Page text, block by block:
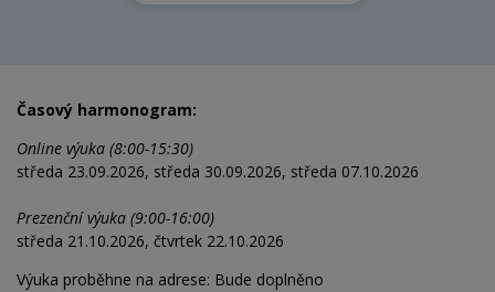
Časový harmonogram:
Online výuka (8:00-15:30)
středa 23.09.2026, středa 30.09.2026, středa 07.10.2026
Prezenční výuka (9:00-16:00)
středa 21.10.2026, čtvrtek 22.10.2026
Výuka proběhne na adrese: Bude doplněno